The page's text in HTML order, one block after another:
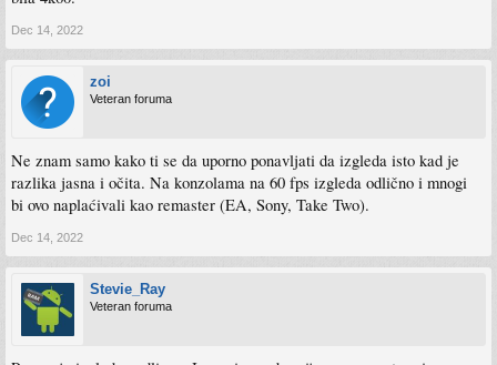
Dec 14, 2022
zoi
Veteran foruma
Ne znam samo kako ti se da uporno ponavljati da izgleda isto kad je
razlika jasna i očita. Na konzolama na 60 fps izgleda odlično i mnogi
bi ovo naplaćivali kao remaster (EA, Sony, Take Two).
Dec 14, 2022
Stevie_Ray
Veteran foruma